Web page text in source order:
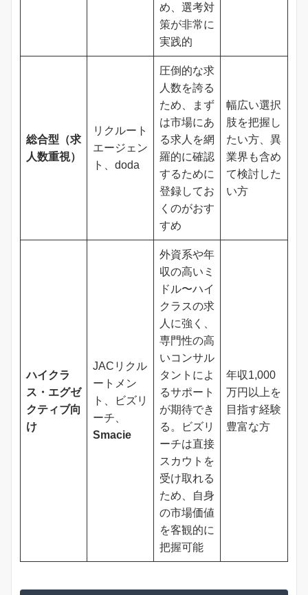
め、選考対
策が非常に
実践的
総合型（求
人数重視）
リクルート
エージェン
ト、doda
圧倒的な求
人数を誇る
ため、まず
は市場にあ
る求人を網
羅的に確認
するために
登録してお
くのがおす
すめ
幅広い選択
肢を把握し
たい方、異
業界も含め
て検討した
い方
ハイクラ
ス・エグゼ
クティブ向
け
JACリクル
ートメン
ト、ビズリ
ーチ、
Smacie
外資系や年
収の高いミ
ドル〜ハイ
クラスの求
人に強く、
専門性の高
いコンサル
タントによ
るサポート
が期待でき
る。ビズリ
ーチは直接
スカウトを
受け取れる
ため、自身
の市場価値
を客観的に
把握可能
年収1,000
万円以上を
目指す経験
豊富な方